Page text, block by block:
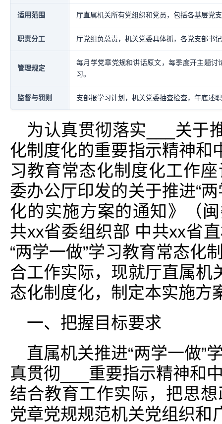
适用范围 厅直属机关所有党组织和党员，包括各基层党
职责分工 厅党组负总责，机关党委具体抓，各党支部书
管理规定
每月学党章党规和讲话原文，每季度开主题讨
习。
监督与罚则 支部报学习计划，机关党委抽查检查，年底述
为认真贯彻落实___关于
化制度化的重要指示精神和
习教育常态化制度化工作
委办公厅印发的关于推进“
化的实施方案的通知》（
共xx省委组织部 中共xx省
“两学一做”学习教育常态化
合工作实际，现就厅直属机
态化制度化，制定本实施方
一、把握目标要求
直属机关推进“两学一做”
真贯彻___重要指示精神和
结合教育工作实际，把思
党章党规规范机关党组织和